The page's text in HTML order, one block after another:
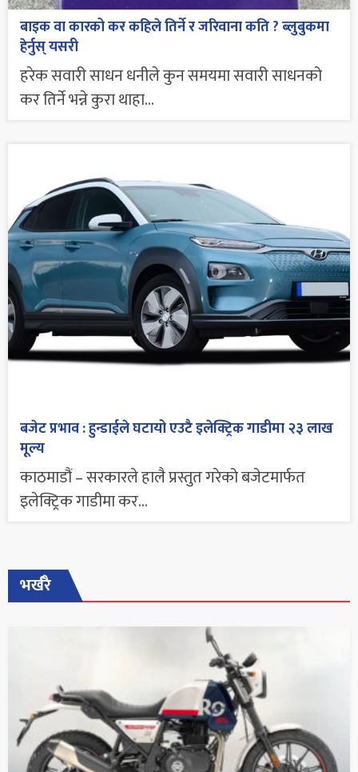
बाइक वा कारको कर कहिले तिर्ने र जरिवाना कति ? ब्लुबुकमा
हेर्नुस् यसरी
हरेक सवारी साधन धनीले कुन समयमा सवारी साधनको
कर तिर्ने भन्ने कुरा थाहा...
बजेट प्रभाव : हुन्डाईले घटायो एउटै इलेक्ट्रिक गाडीमा २३ लाख
मूल्य
काठमाडौं – सरकारले हालै प्रस्तुत गरेको बजेटमार्फत
इलेक्ट्रिक गाडीमा कर...
भर्खरै